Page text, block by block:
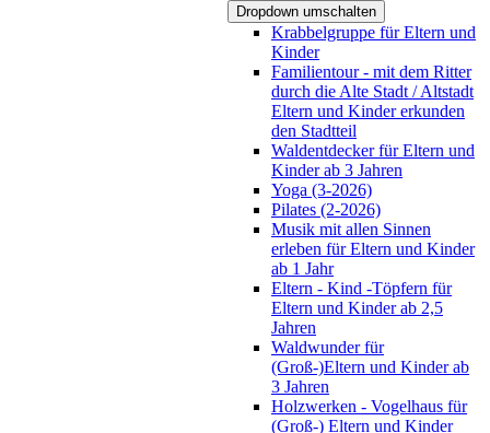
Dropdown umschalten
Krabbelgruppe für Eltern und
Kinder
Familientour - mit dem Ritter
durch die Alte Stadt / Altstadt
Eltern und Kinder erkunden
den Stadtteil
Waldentdecker für Eltern und
Kinder ab 3 Jahren
Yoga (3-2026)
Pilates (2-2026)
Musik mit allen Sinnen
erleben für Eltern und Kinder
ab 1 Jahr
Eltern - Kind -Töpfern für
Eltern und Kinder ab 2,5
Jahren
Waldwunder für
(Groß-)Eltern und Kinder ab
3 Jahren
Holzwerken - Vogelhaus für
(Groß-) Eltern und Kinder